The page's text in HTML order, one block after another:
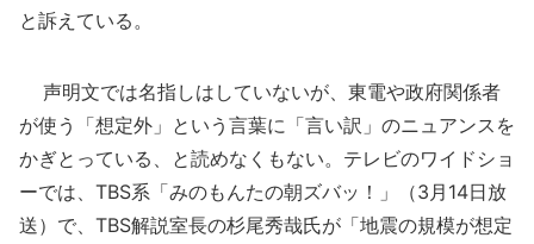
と訴えている。
声明文では名指しはしていないが、東電や政府関係者
が使う「想定外」という言葉に「言い訳」のニュアンスを
かぎとっている、と読めなくもない。テレビのワイドショ
ーでは、TBS系「みのもんたの朝ズバッ！」（3月14日放
送）で、TBS解説室長の杉尾秀哉氏が「地震の規模が想定